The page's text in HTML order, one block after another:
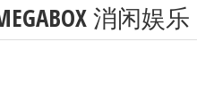
消闲娱乐